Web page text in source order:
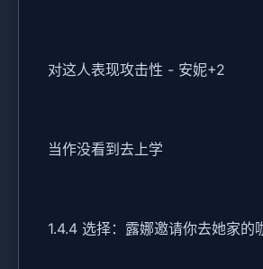
对这人表现攻击性 - 安妮+2
当作没看到去上学
1.4.4 选择：露娜邀请你去她家的